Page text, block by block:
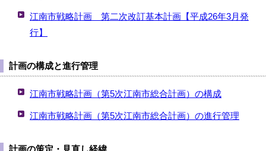
江南市戦略計画 第二次改訂基本計画【平成26年3月発
行】
計画の構成と進行管理
江南市戦略計画（第5次江南市総合計画）の構成
江南市戦略計画（第5次江南市総合計画）の進行管理
計画の策定・見直し経緯